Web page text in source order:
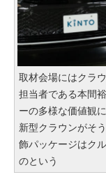
取材会場にはクラ
担当者である本間
ーの多様な価値観
新型クラウンがそ
飾パッケージはク
のという